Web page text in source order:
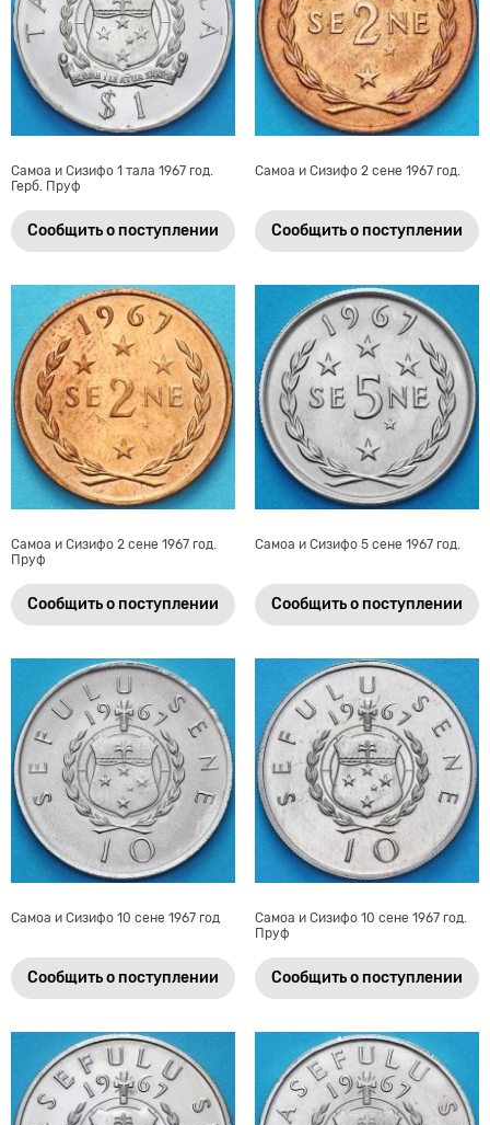
Самоа и Сизифо 1 тала 1967 год.
Герб. Пруф
Сообщить о поступлении
Самоа и Сизифо 2 сене 1967 год.
Сообщить о поступлении
Самоа и Сизифо 2 сене 1967 год.
Пруф
Сообщить о поступлении
Самоа и Сизифо 5 сене 1967 год.
Сообщить о поступлении
Самоа и Сизифо 10 сене 1967 год
Сообщить о поступлении
Самоа и Сизифо 10 сене 1967 год.
Пруф
Сообщить о поступлении